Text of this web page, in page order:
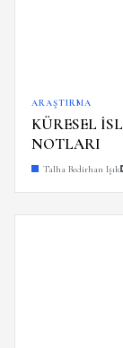
ARAŞTIRMA
KÜRESEL
NOTLARI
Talha Bedirhan Işık